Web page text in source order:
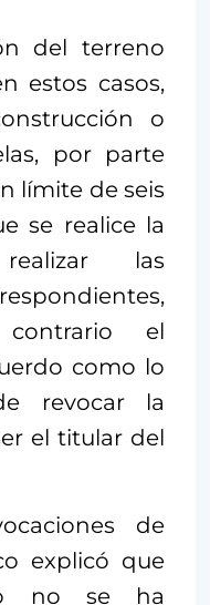
del terreno
estos casos,
o
por parte
límite de seis
se realice la
las
el
como lo
revocar la
el titular del
de
explicó que
no se ha